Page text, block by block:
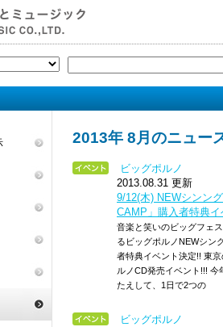
2013年 8月のニュー
ビッグポルノ
2013.08.31 更新
9/12(木) NEWシンン
CAMP」購入者特典
音楽と笑いのビッグフェ
るビッグポルノNEWシン
者特典イベント決定!! 東
ルノCD発売イベント!!!
たえして、1日で2つの
ビッグポルノ